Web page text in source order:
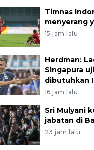
Timnas
menyerang
15 jam lalu
Herdman:
Singapura
dibutuhkan
16 jam lalu
Sri Mulyani
jabatan di
23 jam lalu